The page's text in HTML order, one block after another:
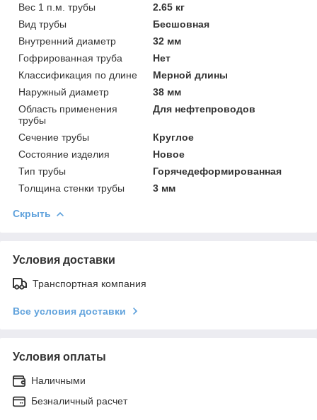
Вес 1 п.м. трубы
2.65 кг
Вид трубы
Бесшовная
Внутренний диаметр
32 мм
Гофрированная труба
Нет
Классификация по длине
Мерной длины
Наружный диаметр
38 мм
Область применения
трубы
Для нефтепроводов
Сечение трубы
Круглое
Состояние изделия
Новое
Тип трубы
Горячедеформированная
Толщина стенки трубы
3 мм
Скрыть
Условия доставки
Транспортная компания
Все условия доставки
Условия оплаты
Наличными
Безналичный расчет